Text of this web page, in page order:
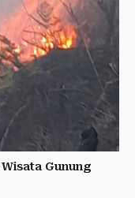
Gunung